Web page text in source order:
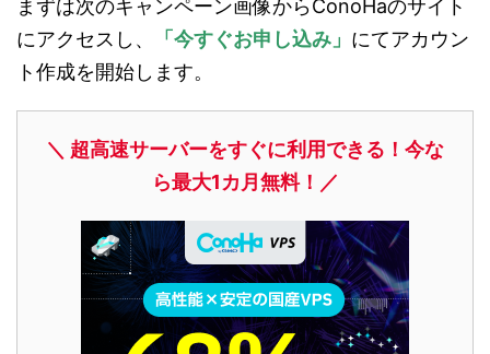
まずは次のキャンペーン画像からConoHaのサイト
にアクセスし、
「今すぐお申し込み」 にてアカウン
ト作成を開始します。
＼ 超高速サーバーをすぐに利用できる！今な
ら最大1カ月無料！／